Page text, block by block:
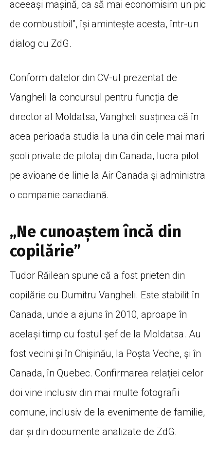
aceeași mașină, ca să mai economisim un pic
de combustibil”, își amintește acesta, într-un
dialog cu ZdG.
Conform datelor din CV-ul prezentat de
Vangheli la concursul pentru funcția de
director al Moldatsa, Vangheli susținea că în
acea perioada studia la una din cele mai mari
școli private de pilotaj din Canada, lucra pilot
pe avioane de linie la Air Canada și administra
o companie canadiană.
„Ne cunoaștem încă din
copilărie”
Tudor Răilean spune că a fost prieten din
copilărie cu Dumitru Vangheli. Este stabilit în
Canada, unde a ajuns în 2010, aproape în
același timp cu fostul șef de la Moldatsa. Au
fost vecini și în Chișinău, la Poșta Veche, și în
Canada, în Quebec. Confirmarea relației celor
doi vine inclusiv din mai multe fotografii
comune, inclusiv de la evenimente de familie,
dar și din documente analizate de ZdG.